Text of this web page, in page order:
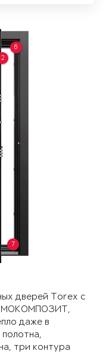
2
6
7
дверей Torex с
даже в
три контура